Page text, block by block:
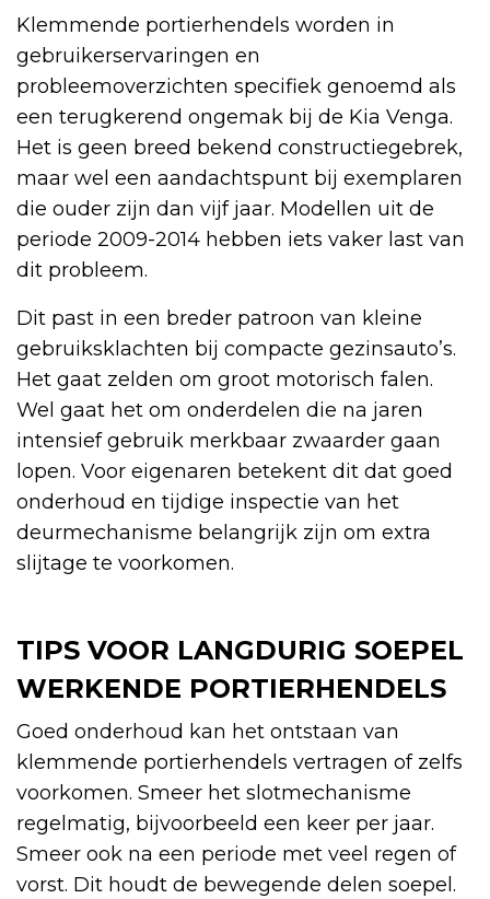
Klemmende portierhendels worden in
gebruikerservaringen en
probleemoverzichten specifiek genoemd als
een terugkerend ongemak bij de Kia Venga.
Het is geen breed bekend constructiegebrek,
maar wel een aandachtspunt bij exemplaren
die ouder zijn dan vijf jaar. Modellen uit de
periode 2009-2014 hebben iets vaker last van
dit probleem.
Dit past in een breder patroon van kleine
gebruiksklachten bij compacte gezinsauto’s.
Het gaat zelden om groot motorisch falen.
Wel gaat het om onderdelen die na jaren
intensief gebruik merkbaar zwaarder gaan
lopen. Voor eigenaren betekent dit dat goed
onderhoud en tijdige inspectie van het
deurmechanisme belangrijk zijn om extra
slijtage te voorkomen.
TIPS VOOR LANGDURIG SOEPEL
WERKENDE PORTIERHENDELS
Goed onderhoud kan het ontstaan van
klemmende portierhendels vertragen of zelfs
voorkomen. Smeer het slotmechanisme
regelmatig, bijvoorbeeld een keer per jaar.
Smeer ook na een periode met veel regen of
vorst. Dit houdt de bewegende delen soepel.